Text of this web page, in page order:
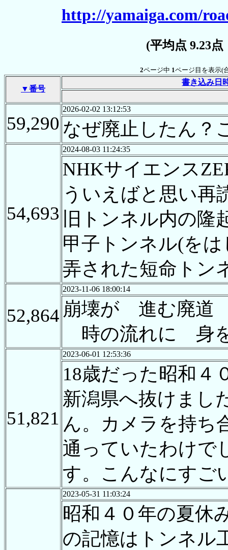
http://yamaiga.com/
(平均点 9.23
2ページ中 1ページ目を表示(
▼番号
書き込み日
59,290
2026-02-02 13:12:53
なぜ廃止したん？
54,693
2024-08-03 11:24:35
NHKサイエンス
ういえばと思い再
旧トンネル内の
甲子トンネル(を
弄された短命トン
52,864
2023-11-06 18:00:14
崩壊が 進む廃道
時の流れに 身
51,821
2023-06-01 12:53:36
18歳だった昭和４
新潟県へ抜けまし
ん。カメラを持ち
通っていたわけで
す。こんなにすご
2023-05-31 11:03:24
昭和４０年の夏休
の記憶はトンネル